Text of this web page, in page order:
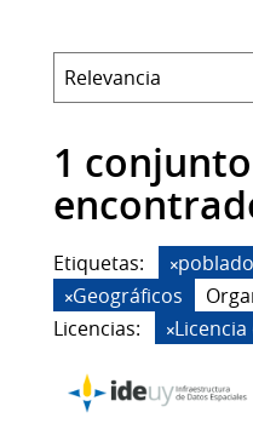
1
Etiquetas:
Geográficos
Licencias: